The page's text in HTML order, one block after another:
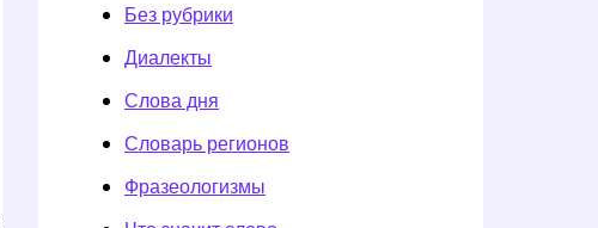
Без рубрики
Диалекты
Слова дня
Словарь регионов
Фразеологизмы